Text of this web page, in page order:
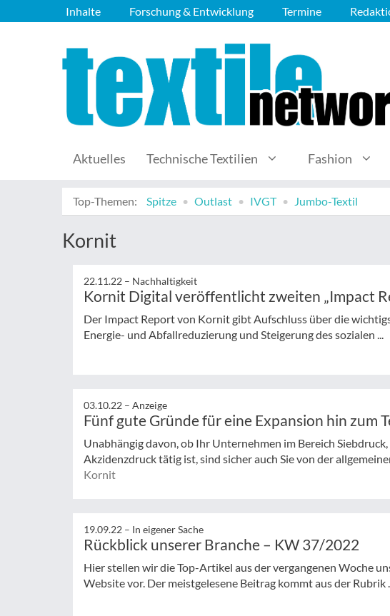
Inhalte Forschung & Entwicklung Termine
Aktuelles Technische Textilien Fashion
Top-Themen: Spitze Outlast IVGT Jumbo-Textil
Kornit
22.11.22 – Nachhaltigkeit
Kornit Digital veröffentlicht zweiten „Impact
Der Impact Report von Kornit gibt Aufschluss über die
Energie- und Abfallreduzierung und Steigerung des sozialen ...
03.10.22 – Anzeige
Fünf gute Gründe für eine Expansion hin zum
Unabhängig davon, ob Ihr Unternehmen im Bereich
Akzidenzdruck tätig ist, sind sicher auch Sie von der
Kornit
19.09.22 – In eigener Sache
Rückblick unserer Branche – KW 37/2022
Hier stellen wir die Top-Artikel aus der vergangenen Woche
Website vor. Der meistgelesene Beitrag kommt aus der Rubrik ...